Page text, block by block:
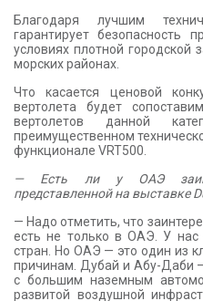
Благодаря лучшим
гарантирует безопасность
условиях плотной городской
морских районах.
Что касается ценовой
вертолета будет
вертолетов данной
преимущественном
функционале VRT500.
— Есть ли у ОАЭ
представленной на выставке
— Надо отметить, что
есть не только в ОАЭ. У нас
стран. Но ОАЭ — это один из
причинам. Дубай и Абу-Даби
с большим наземным
развитой воздушной